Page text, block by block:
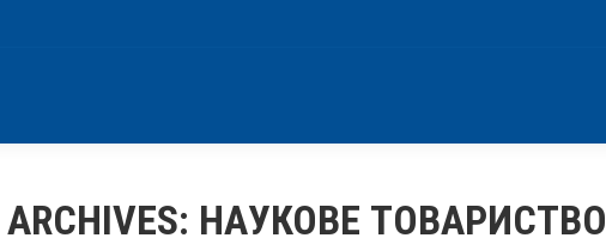
НАУКОВЕ ТОВАРИСТВО